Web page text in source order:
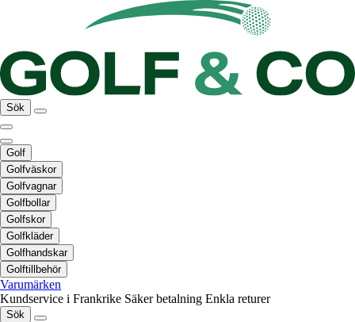
Sök
Golf
Golfväskor
Golfvagnar
Golfbollar
Golfskor
Golfkläder
Golfhandskar
Golftillbehör
Varumärken
Kundservice i Frankrike Säker betalning Enkla returer
Sök